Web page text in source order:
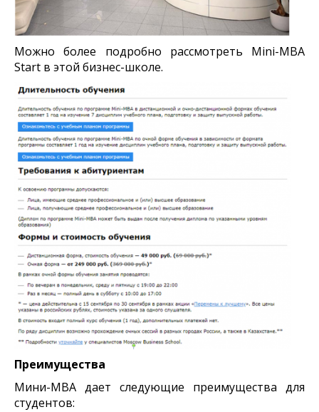
Можно более подробно рассмотреть Mini-MBA
Start в этой бизнес-школе.
Преимущества
Мини-МВА дает следующие преимущества для
студентов: